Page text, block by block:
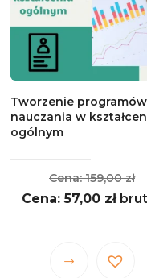
wybrać
na
stronie
produktu
Tworzenie programów
nauczania w
ogólnym
159,00zł
57,00 zł
57,00
Ten